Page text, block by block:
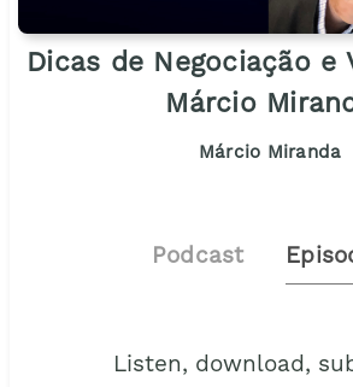
Dicas de Negociação e
Márcio
Márcio Miranda
Podcast
Listen, download,